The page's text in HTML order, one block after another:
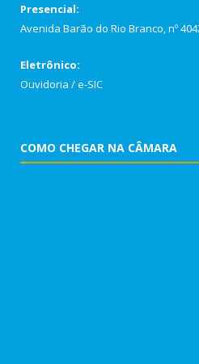
Presencial:
Avenida Barão do Rio Branco, nº
Eletrônico:
Ouvidoria /e-SIC
COMO CHEGAR NA CÂMARA